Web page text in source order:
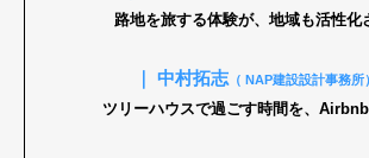
Contact
路地を旅する体験が、地域も活性化
｜ 中村拓志（ NAP建設設計事務所）
ツリーハウスで過ごす時間を、